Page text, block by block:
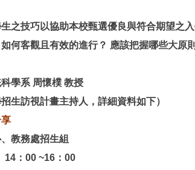
之技巧以協助本校甄選優良與符合期望之
何客觀且有效的進行？ 應該把握哪些大原
學系 周懷樸 教授
計畫主持人，詳細資料如下）
教務處招生組
14：00 ~16：00